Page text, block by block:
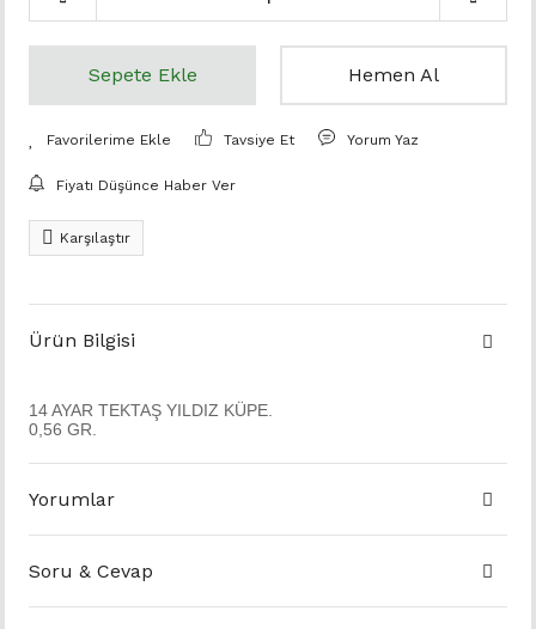
Sepete Ekle Hemen Al
Tavsiye Et Yorum Yaz
Fiyatı Düşünce Haber Ver
Karşılaştır
Ürün Bilgisi
14 AYAR TEKTAŞ YILDIZ KÜPE.
0,56 GR.
Yorumlar
Soru & Cevap